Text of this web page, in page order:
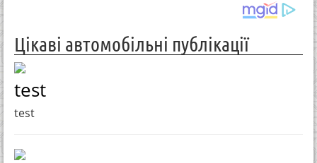
Цікаві автомобільні публікації
test
test